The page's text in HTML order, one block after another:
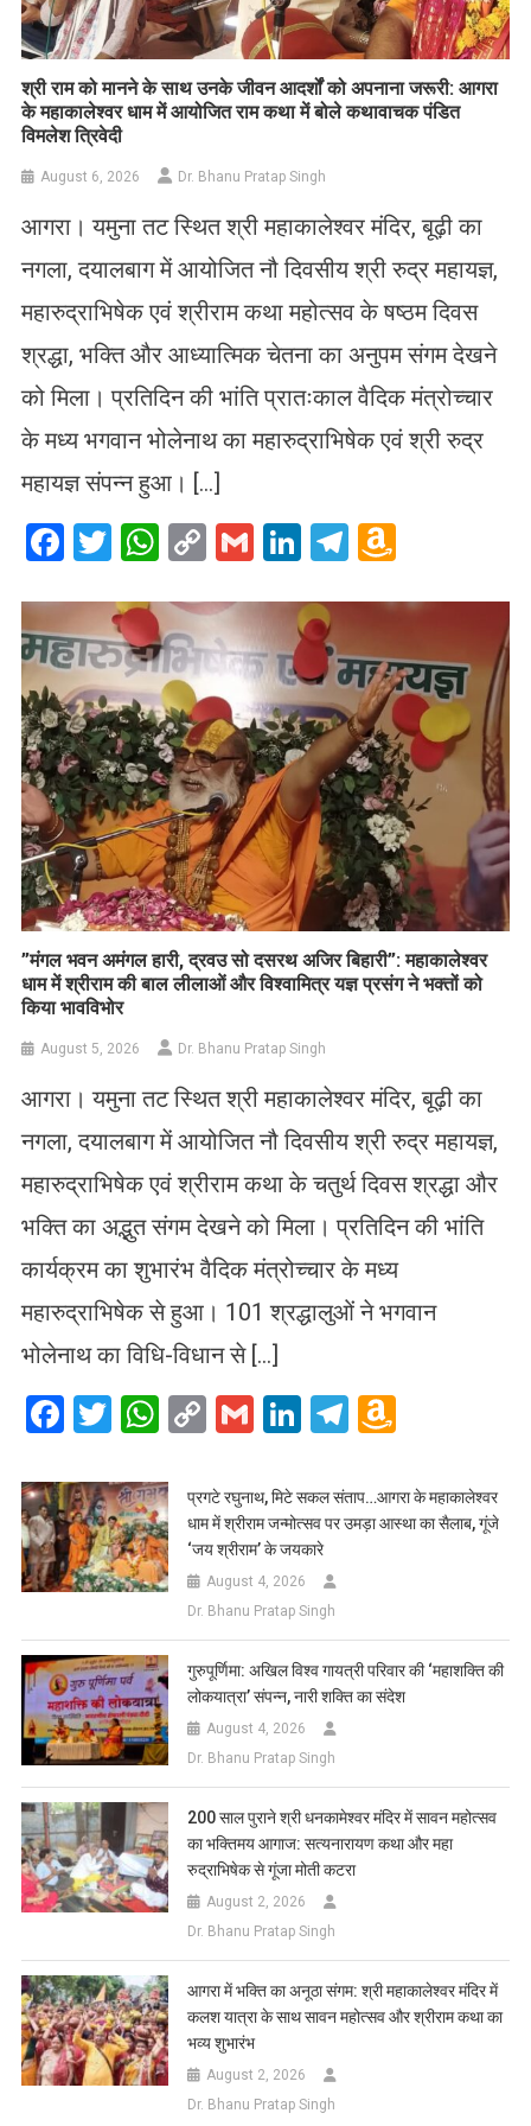
​श्री राम को मानने के साथ उनके जीवन आदर्शों को अपनाना जरूरी: आगरा
के महाकालेश्वर धाम में आयोजित राम कथा में बोले कथावाचक पंडित
विमलेश त्रिवेदी
August 6, 2026 Dr. Bhanu Pratap Singh
आगरा। यमुना तट स्थित श्री महाकालेश्वर मंदिर, बूढ़ी का
नगला, दयालबाग में आयोजित नौ दिवसीय श्री रुद्र महायज्ञ,
महारुद्राभिषेक एवं श्रीराम कथा महोत्सव के षष्ठम दिवस
श्रद्धा, भक्ति और आध्यात्मिक चेतना का अनुपम संगम देखने
को मिला। प्रतिदिन की भांति प्रातःकाल वैदिक मंत्रोच्चार
के मध्य भगवान भोलेनाथ का महारुद्राभिषेक एवं श्री रुद्र
महायज्ञ संपन्न हुआ। […]
Facebook
Twitter
WhatsApp
CopyGmailLinkedIn
Telegram
List
​”मंगल भवन अमंगल हारी, द्रवउ सो दसरथ अजिर बिहारी”: महाकालेश्वर
धाम में श्रीराम की बाल लीलाओं और विश्वामित्र यज्ञ प्रसंग ने भक्तों को
किया भावविभोर
August 5, 2026 Dr. Bhanu Pratap Singh
आगरा। यमुना तट स्थित श्री महाकालेश्वर मंदिर, बूढ़ी का
नगला, दयालबाग में आयोजित नौ दिवसीय श्री रुद्र महायज्ञ,
महारुद्राभिषेक एवं श्रीराम कथा के चतुर्थ दिवस श्रद्धा और
भक्ति का अद्भुत संगम देखने को मिला। प्रतिदिन की भांति
कार्यक्रम का शुभारंभ वैदिक मंत्रोच्चार के मध्य
महारुद्राभिषेक से हुआ। 101 श्रद्धालुओं ने भगवान
भोलेनाथ का विधि-विधान से […]
Facebook
Twitter
WhatsApp
CopyGmailLinkedIn
Telegram
List
प्रगटे रघुनाथ, मिटे सकल संताप…आगरा के महाकालेश्वर
धाम में श्रीराम जन्मोत्सव पर उमड़ा आस्था का सैलाब, गूंजे
‘जय श्रीराम’ के जयकारे
August 4, 2026
Dr. Bhanu Pratap Singh
गुरुपूर्णिमा: अखिल विश्व गायत्री परिवार की ‘महाशक्ति की
लोकयात्रा’ संपन्न, नारी शक्ति का संदेश
August 4, 2026
Dr. Bhanu Pratap Singh
200 साल पुराने श्री धनकामेश्वर मंदिर में सावन महोत्सव
का भक्तिमय आगाज: सत्यनारायण कथा और महा
रुद्राभिषेक से गूंजा मोती कटरा
August 2, 2026
Dr. Bhanu Pratap Singh
आगरा में भक्ति का अनूठा संगम: श्री महाकालेश्वर मंदिर में
कलश यात्रा के साथ सावन महोत्सव और श्रीराम कथा का
भव्य शुभारंभ
August 2, 2026
Dr. Bhanu Pratap Singh